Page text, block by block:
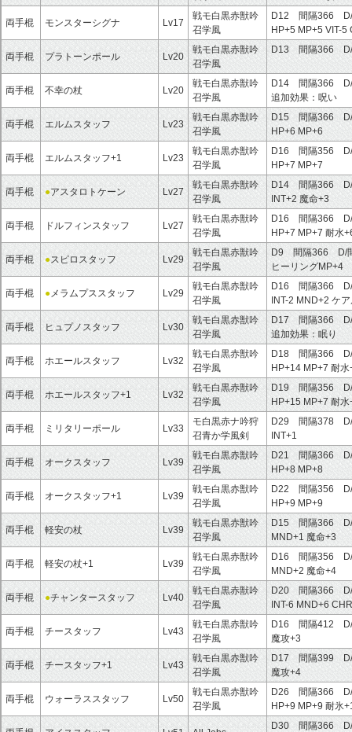
両手棍 モンスターシグナ Lv17
戦モ白黒赤獣吟
召学風
D12 間隔366
HP+5 MP+5 VIT-5
両手棍 プラトーンポール Lv20
戦モ白黒赤獣吟
召学風
D13 間隔366
両手棍 不幸の杖 Lv20
戦モ白黒赤獣吟
召学風
D14 間隔366
追加効果： 呪い
両手棍 エルムスタッフ Lv23
戦モ白黒赤獣吟
召学風
D15 間隔366
HP+6 MP+6
両手棍 エルムスタッフ+1 Lv23
戦モ白黒赤獣吟
召学風
D16 間隔356
HP+7 MP+7
両手棍 ●アスタロトケーン Lv27
戦モ白黒赤獣吟
召学風
D14 間隔366
INT+2 魔命+3
両手棍 ドルフィンスタッフ Lv27
戦モ白黒赤獣吟
召学風
D16 間隔366
HP+7 MP+7 耐水
両手棍 ●スピロスタッフ Lv29
戦モ白黒赤獣吟
召学風
D9 間隔366 D/
ヒーリングMP+4
両手棍 ●メラムプススタッフ Lv29
戦モ白黒赤獣吟
召学風
D16 間隔366
INT-2 MND+2 ケ
両手棍 ヒュプノスタッフ Lv30
戦モ白黒赤獣吟
召学風
D17 間隔366
追加効果： 眠り
両手棍 ホエールスタッフ Lv32
戦モ白黒赤獣吟
召学風
D18 間隔366
HP+14 MP+7 耐
両手棍 ホエールスタッフ+1 Lv32
戦モ白黒赤獣吟
召学風
D19 間隔356
HP+15 MP+7 耐
両手棍 ミリタリーポール Lv33
モ白黒赤ナ吟狩
召青か学風剣
D29 間隔378
INT+1
両手棍 オークスタッフ Lv39
戦モ白黒赤獣吟
召学風
D21 間隔366
HP+8 MP+8
両手棍 オークスタッフ+1 Lv39
戦モ白黒赤獣吟
召学風
D22 間隔356
HP+9 MP+9
両手棍 軽安の杖 Lv39
戦モ白黒赤獣吟
召学風
D15 間隔366
MND+1 魔命+3
両手棍 軽安の杖+1 Lv39
戦モ白黒赤獣吟
召学風
D16 間隔356
MND+2 魔命+4
両手棍 ●チャンタースタッフ Lv40
戦モ白黒赤獣吟
召学風
D20 間隔366
INT-6 MND+6
両手棍 チースタッフ Lv43
戦モ白黒赤獣吟
召学風
D16 間隔412
魔攻+3
両手棍 チースタッフ+1 Lv43
戦モ白黒赤獣吟
召学風
D17 間隔399
魔攻+4
両手棍 ウォーラススタッフ Lv50
戦モ白黒赤獣吟
召学風
D26 間隔366
HP+9 MP+9 耐氷
D30 間隔366